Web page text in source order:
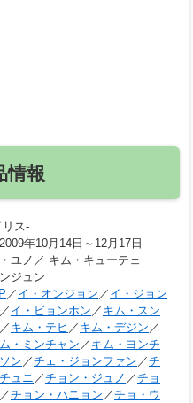
情報
リス-
2009年10月14日～12月17日
ユノ／ キム・キューテェ
ジュン
／ イ・オンジョン ／ イ・ジョン
／ イ・ビョンホン ／ キム・スン
／ キム・テヒ ／ キム・デジン ／
・ミンチャン ／ キム・ヨンチ
ン ／チェ・ジョンファン ／チ
チュニ ／チョン・ジュノ ／チョ
／チョン・ハニョン ／チョ・ウ